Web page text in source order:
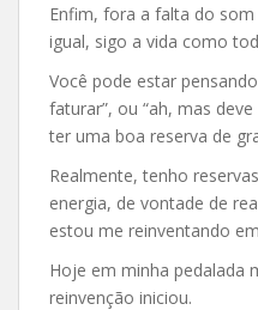
Enfim, fora a falta do
igual, sigo a vida como
Você pode estar
faturar”, ou “ah, mas
ter uma boa reserva de
Realmente, tenho
energia, de vontade de
estou me reinventando
Hoje em minha pedalada
reinvenção iniciou.